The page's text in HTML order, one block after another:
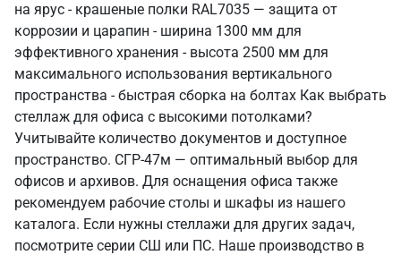
на ярус - крашеные полки RAL7035 — защита от
коррозии и царапин - ширина 1300 мм для
эффективного хранения - высота 2500 мм для
максимального использования вертикального
пространства - быстрая сборка на болтах Как выбрать
стеллаж для офиса с высокими потолками?
Учитывайте количество документов и доступное
пространство. СГР-47м — оптимальный выбор для
офисов и архивов. Для оснащения офиса также
рекомендуем рабочие столы и шкафы из нашего
каталога. Если нужны стеллажи для других задач,
посмотрите серии СШ или ПС. Наше производство в